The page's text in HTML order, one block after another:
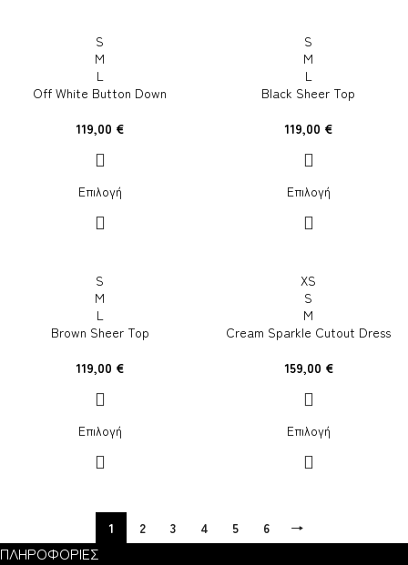
S
M
L
Off White Button Down
119,00 €
Επιλογή
S
M
L
Black Sheer Top
119,00 €
Επιλογή
S
M
L
Brown Sheer Top
119,00 €
Επιλογή
XS
S
M
Cream Sparkle Cutout Dress
159,00 €
Επιλογή
1 2 3 4 5 6 →
ΠΛΗΡΟΦΟΡΙΕΣ